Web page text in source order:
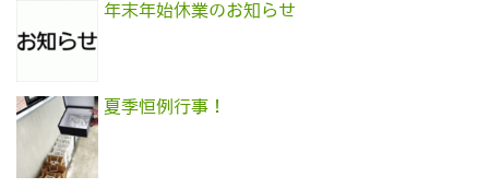
年末年始休業のお知らせ
夏季恒例行事！